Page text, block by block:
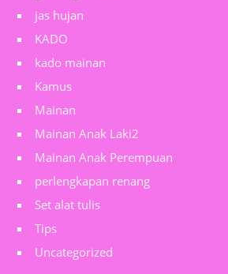
jas hujan
KADO
kado mainan
Kamus
Mainan
Mainan Anak Laki2
Mainan Anak Perempuan
perlengkapan renang
Set alat tulis
Tips
Uncategorized